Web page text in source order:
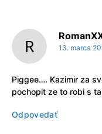
13. marca
Piggee…. Kazimir za
pochopit ze to robi s
Odpovedať